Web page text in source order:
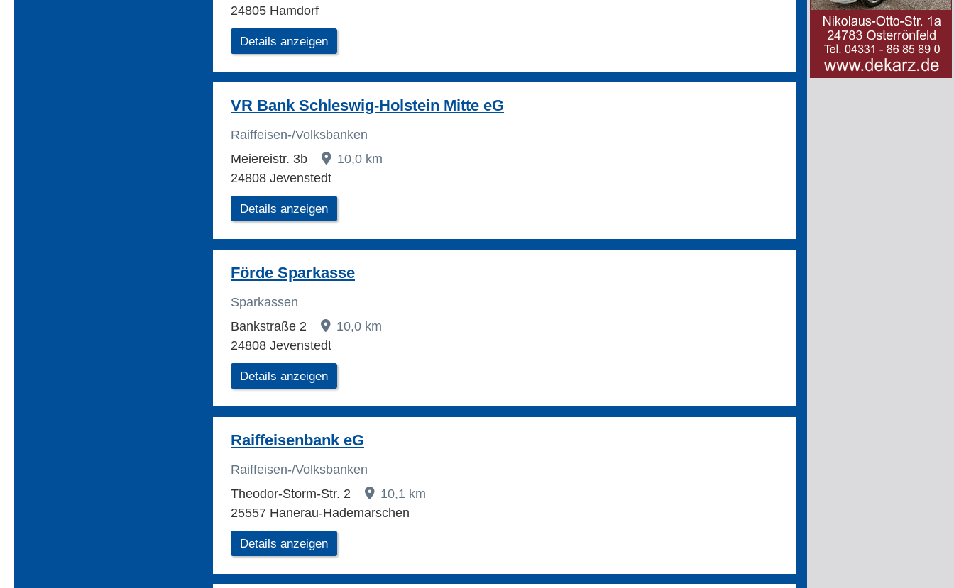
24805 Hamdorf
Details anzeigen
VR Bank Schleswig-Holstein Mitte eG
Raiffeisen-/Volksbanken
Meiereistr. 3b
10,0 km
24808 Jevenstedt
Details anzeigen
Förde Sparkasse
Sparkassen
Bankstraße 2
10,0 km
24808 Jevenstedt
Details anzeigen
Raiffeisenbank eG
Raiffeisen-/Volksbanken
Theodor-Storm-Str. 2
10,1 km
25557 Hanerau-Hademarschen
Details anzeigen